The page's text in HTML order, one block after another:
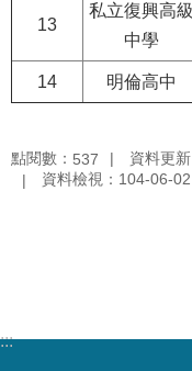
站
覽
首
頁
13
私立復興高級
中學
14 明倫高中
點閱數： 537
資料更
資料檢視：104-06-
:::